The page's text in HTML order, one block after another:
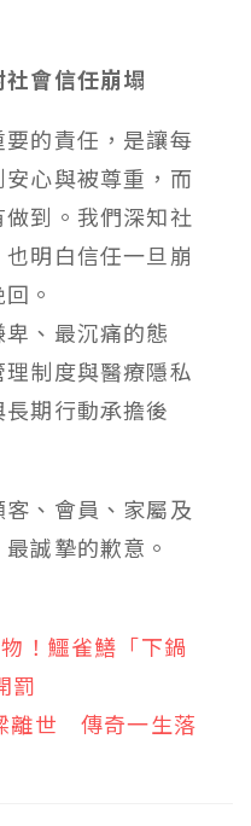
會信任崩塌
的責任，是讓每
心與被尊重，而
到。我們深知社
明白信任一旦崩
。
、最沉痛的態
制度與醫療隱私
期行動承擔後
、會員、家屬及
誠摯的歉意。
！鱷雀鱔「下鍋
罰
離世 傳奇一生落